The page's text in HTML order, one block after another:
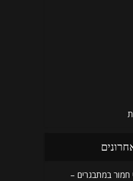
חמור במתבגרים –